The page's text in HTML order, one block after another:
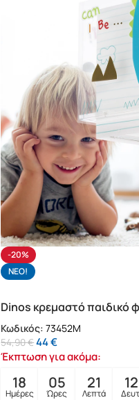
-20%
NΕΟ!
Dinos κρεμαστό παιδικό
Κωδικός:73452M
54,90€44€
Έκπτωση για ακόμα:
18
Ημέρες
05
Ώρες
21
Λεπτά
10